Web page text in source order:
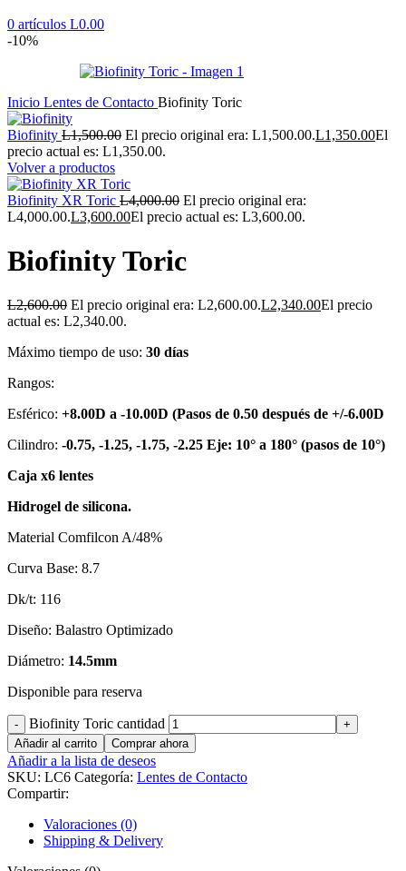
0 artículos L0.00
-10%
Inicio Lentes de Contacto Biofinity Toric
Biofinity L1,500.00 El precio original era: L1,500.00.L1,350.00El
precio actual es: L1,350.00.
Volver a productos
Biofinity XR Toric L4,000.00 El precio original era:
L4,000.00.L3,600.00El precio actual es: L3,600.00.
Biofinity Toric
L2,600.00 El precio original era: L2,600.00.L2,340.00El precio
actual es: L2,340.00.
Máximo tiempo de uso: 30 días
Rangos:
Esférico: +8.00D a -10.00D (Pasos de 0.50 después de +/-6.00D
Cilindro: -0.75, -1.25, -1.75, -2.25 Eje: 10° a 180° (pasos de 10°)
Caja x6 lentes
Hidrogel de silicona.
Material Comfilcon A/48%
Curva Base: 8.7
Dk/t: 116
Diseño: Balastro Optimizado
Diámetro: 14.5mm
Disponible para reserva
Biofinity Toric cantidad
Añadir al carrito Comprar ahora
Añadir a la lista de deseos
SKU: LC6 Categoría: Lentes de Contacto
Compartir:
Valoraciones (0)
Shipping & Delivery